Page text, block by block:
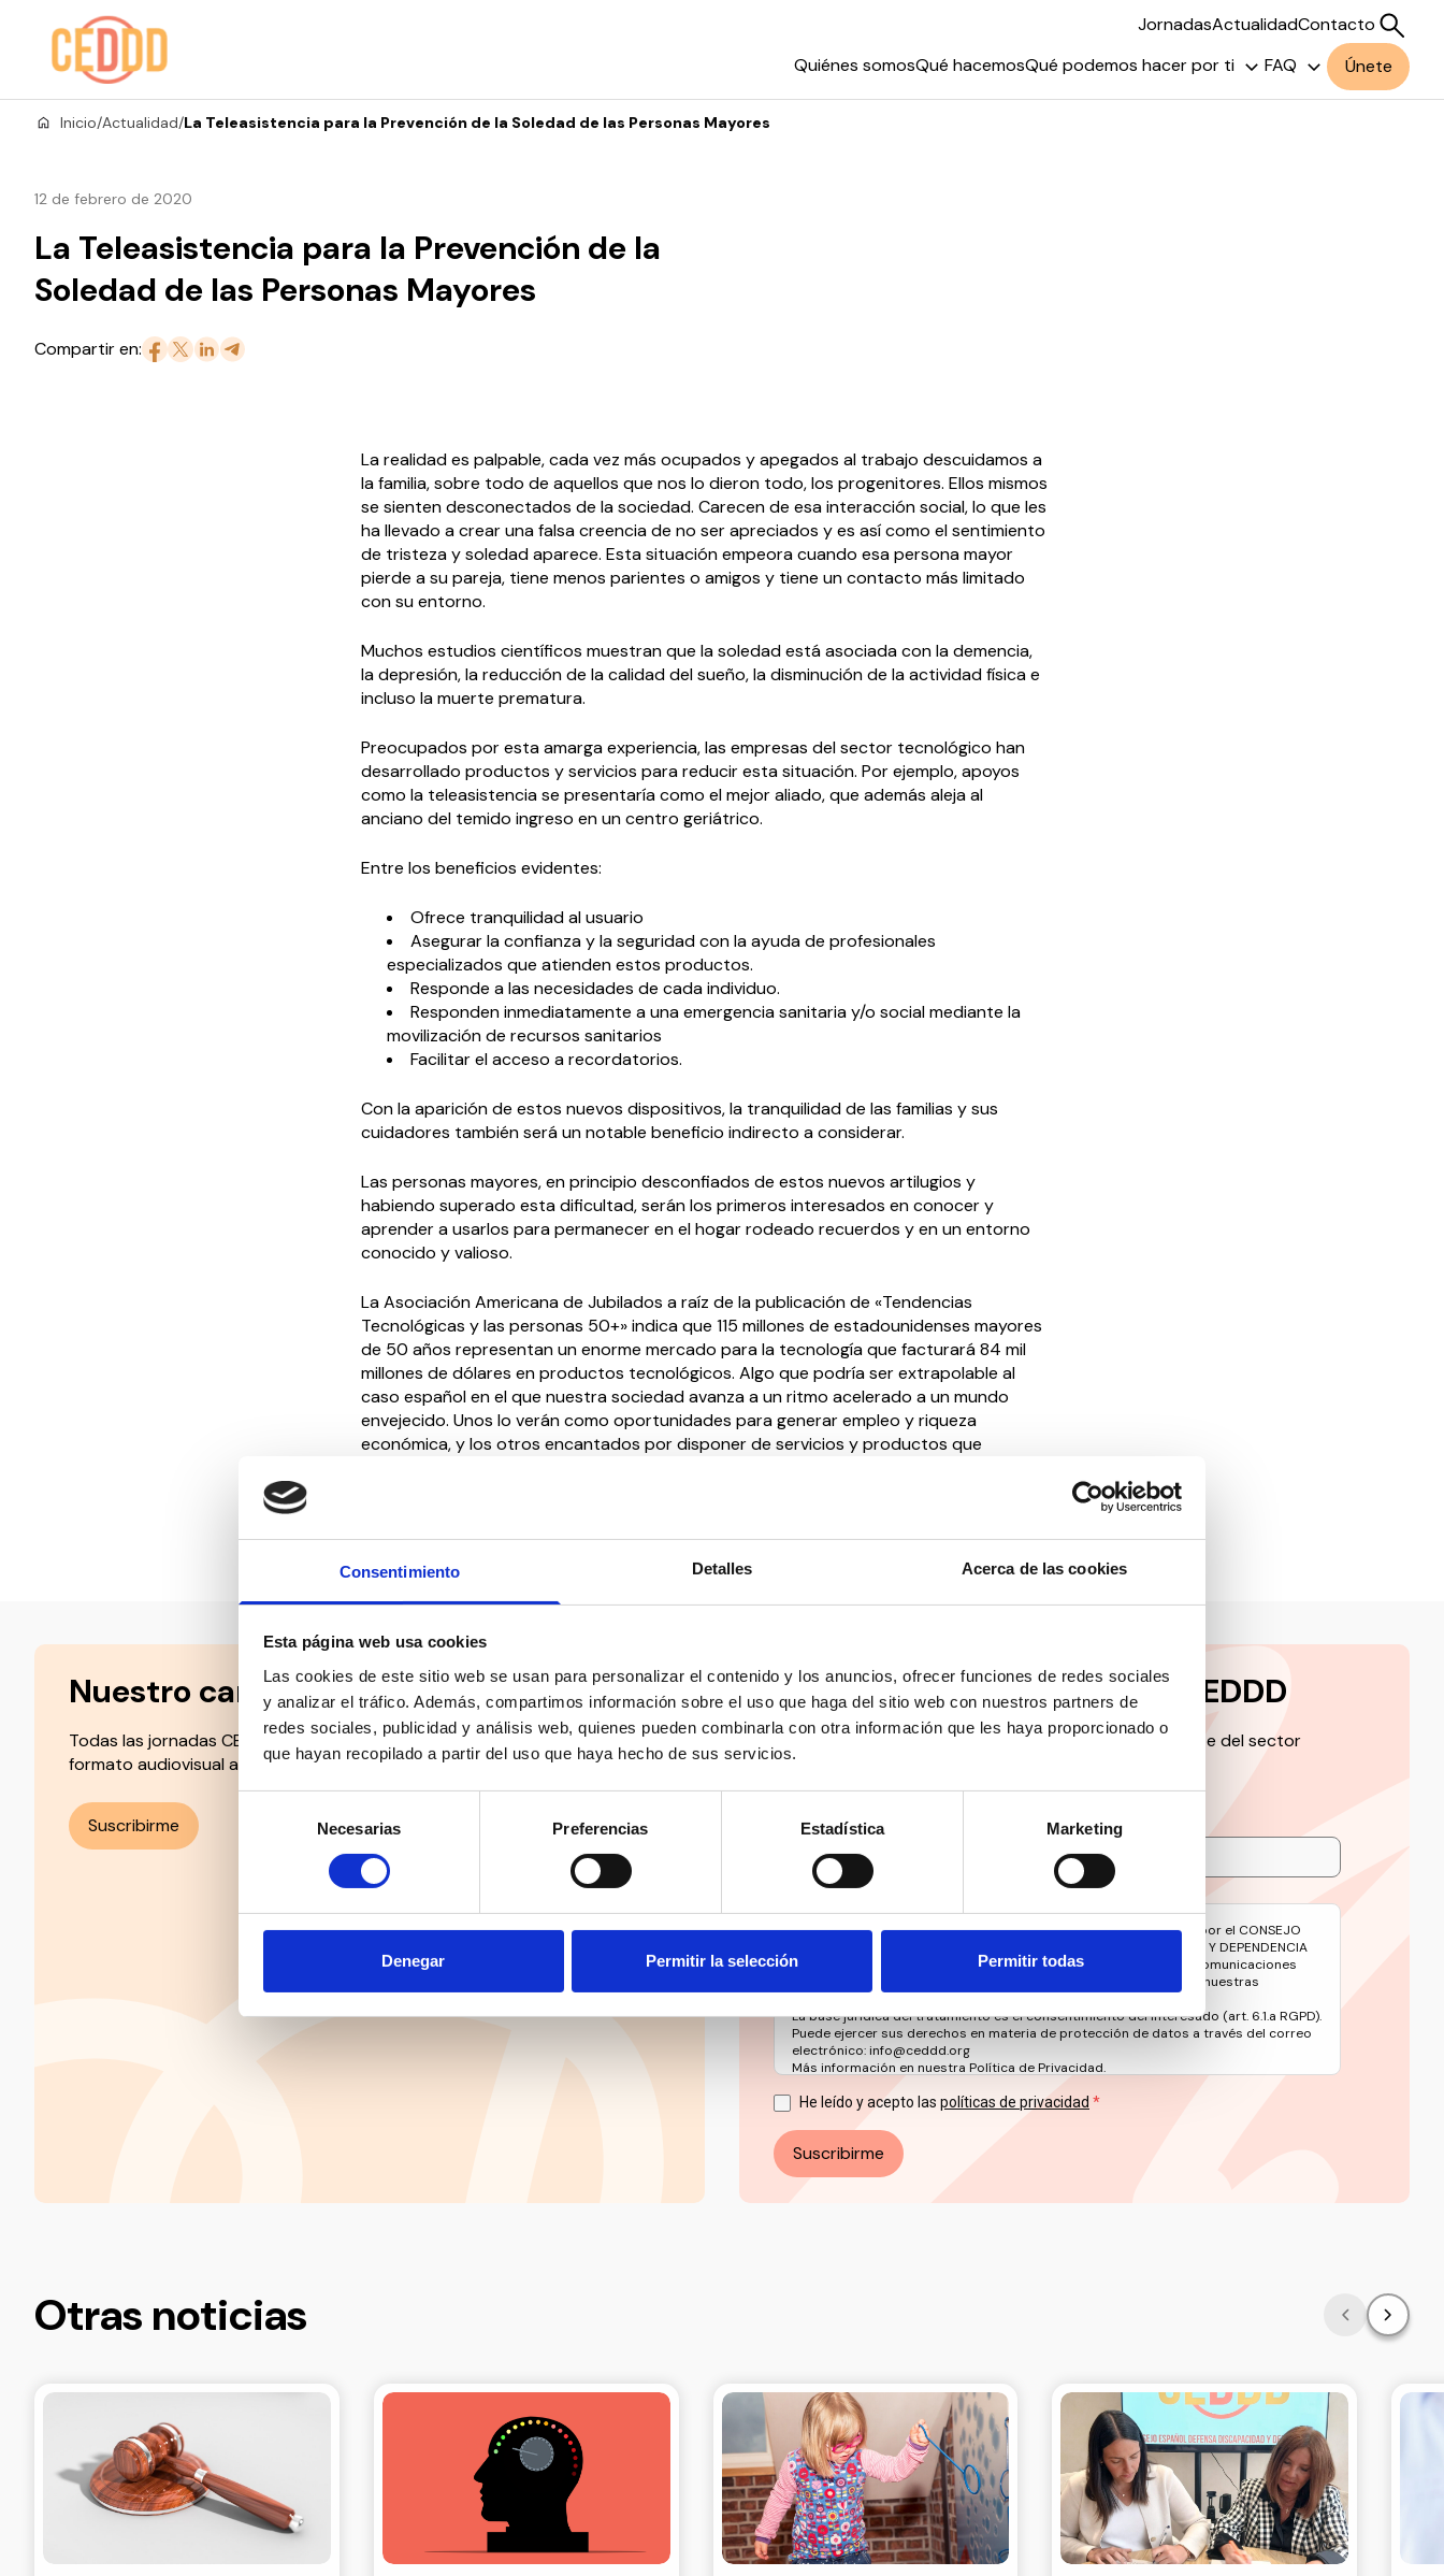
Consentimiento Detalles Acerca de las cookies
Esta página web usa cookies
Las cookies de este sitio web se usan para personalizar el contenido y los anuncios, ofrecer funciones de redes sociales
y analizar el tráfico. Además, compartimos información sobre el uso que haga del sitio web con nuestros partners de
redes sociales, publicidad y análisis web, quienes pueden combinarla con otra información que les haya proporcionado o
que hayan recopilado a partir del uso que haya hecho de sus servicios.
consentimiento
Necesarias Preferencias Estadística Marketing
Denegar Permitir la selección Permitir todas
Saltar al contenido
JornadasActualidadContacto
Quiénes somosQué hacemosQué podemos hacer por ti FAQ Únete
Inicio/Actualidad/La Teleasistencia para la Prevención de la Soledad de las Personas Mayores
12 de febrero de 2020
La Teleasistencia para la Prevención de la
Soledad de las Personas Mayores
Compartir en:
La realidad es palpable, cada vez más ocupados y apegados al trabajo descuidamos a
la familia, sobre todo de aquellos que nos lo dieron todo, los progenitores. Ellos mismos
se sienten desconectados de la sociedad. Carecen de esa interacción social, lo que les
ha llevado a crear una falsa creencia de no ser apreciados y es así como el sentimiento
de tristeza y soledad aparece. Esta situación empeora cuando esa persona mayor
pierde a su pareja, tiene menos parientes o amigos y tiene un contacto más limitado
con su entorno.
Muchos estudios científicos muestran que la soledad está asociada con la demencia,
la depresión, la reducción de la calidad del sueño, la disminución de la actividad física e
incluso la muerte prematura.
Preocupados por esta amarga experiencia, las empresas del sector tecnológico han
desarrollado productos y servicios para reducir esta situación. Por ejemplo, apoyos
como la teleasistencia se presentaría como el mejor aliado, que además aleja al
anciano del temido ingreso en un centro geriátrico.
Entre los beneficios evidentes:
Ofrece tranquilidad al usuario
Asegurar la confianza y la seguridad con la ayuda de profesionales
especializados que atienden estos productos.
Responde a las necesidades de cada individuo.
Responden inmediatamente a una emergencia sanitaria y/o social mediante la
movilización de recursos sanitarios
Facilitar el acceso a recordatorios.
Con la aparición de estos nuevos dispositivos, la tranquilidad de las familias y sus
cuidadores también será un notable beneficio indirecto a considerar.
Las personas mayores, en principio desconfiados de estos nuevos artilugios y
habiendo superado esta dificultad, serán los primeros interesados en conocer y
aprender a usarlos para permanecer en el hogar rodeado recuerdos y en un entorno
conocido y valioso.
La Asociación Americana de Jubilados a raíz de la publicación de «Tendencias
Tecnológicas y las personas 50+» indica que 115 millones de estadounidenses mayores
de 50 años representan un enorme mercado para la tecnología que facturará 84 mil
millones de dólares en productos tecnológicos. Algo que podría ser extrapolable al
caso español en el que nuestra sociedad avanza a un ritmo acelerado a un mundo
envejecido. Unos lo verán como oportunidades para generar empleo y riqueza
económica, y los otros encantados por disponer de servicios y productos que
Compartir en:
Nuestro canal de Youtube
Todas las jornadas CEDDD, el podcast ‘El Rincón Social’ y mucho más en
formato audiovisual a un solo clic.
Suscribirme
Suscríbete a la newsletter CEDDD
Mantente siempre al día de la información más relevante del sector
social en un solo clic.
Los datos facilitados a través de este formulario serán tratados por el CONSEJO
ESPAÑOL PARA LA DEFENSA DE LAS PERSONAS CON DISCAPACIDAD Y DEPENDENCIA
(CEDDD), con la finalidad de gestionar su suscripción y remitirle comunicaciones
informativas, novedades, noticias y contenidos relacionados con nuestras
La base jurídica del tratamiento es el consentimiento del interesado (art. 6.1.a RGPD).
Puede ejercer sus derechos en materia de protección de datos a través del correo
electrónico: info@ceddd.org
Más información en nuestra Política de Privacidad.
He leído y acepto las políticas de privacidad
Suscribirme
Otras noticias